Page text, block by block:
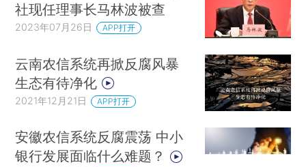
社现任理事长马林波被查
2023年07月26日 APP打开
云南农信系统再掀反腐风暴
生态有待净化
2021年12月21日 APP打开
安徽农信系统反腐震荡 中小
银行发展面临什么难题？